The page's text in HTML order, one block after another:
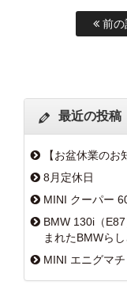
前の
最近の投稿
【お盆休業のお
8月定休日
MINI クーパー
BMW 130i（
まれたBMWらし
MINI エニグマ